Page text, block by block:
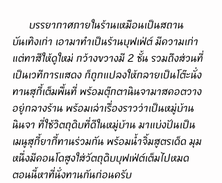
บันเทิงเก่า เอามาทำเป็นร้านบุฟเฟ่ต์ มีความเก่า
แต่ทาสีให้ดูใหม่ กว้างขวางมี 2 ชั้น รวมถึงส่วนที่
เป็นเวทีการแสดง ก็ถูกแปลงให้กลายเป็นโต๊ะนั่ง
ทานสุกี้เต็มพื้นที่ พร้อมตุ๊กตานินจามาสคอตวาง
อยู่กลางร้าน พร้อมเล่าเรื่องราวว่าเป็นหมู่บ้าน
นินจา ที่ใช้วิตถุดิบที่ดีในหมู่บ้าน มาแบ่งปันเป็น
เมนูสุกี้ยากี้ทานร่วมกัน พร้อมน้ำจิ้มสูตรเด็ด มุม
หนึ่งมีคอนโดสูงใส่วัตถุดิบบุฟเฟ่ต์เต็มไปหมด
ตอนนี้หาที่นั่งทานกันก่อนครับ